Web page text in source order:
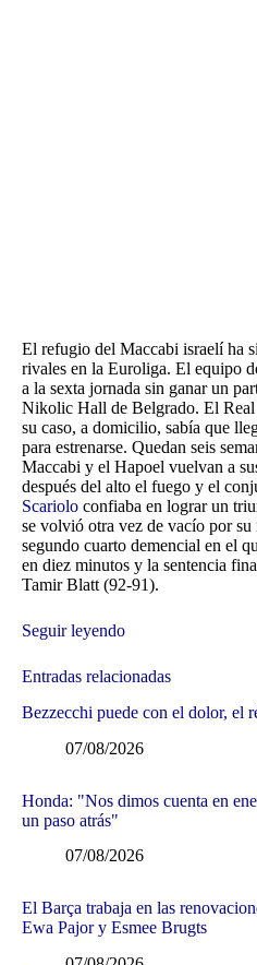
El refugio del Maccabi israelí ha
rivales en la Euroliga. El equipo
a la sexta jornada sin ganar un
Nikolic Hall de Belgrado. El
su caso, a domicilio, sabía que
para estrenarse. Quedan seis
Maccabi y el Hapoel vuelvan a
después del alto el fuego y el
Scariolo confiaba en lograr un
se volvió otra vez de vacío por
segundo cuarto demencial en el
en diez minutos y la sentencia
Tamir Blatt (92-91).
Seguir leyendo
Entradas relacionadas
Bezzecchi puede con el dolor, el
07/08/2026
Honda: "Nos dimos cuenta en
un paso atrás"
07/08/2026
El Barça trabaja en las
Ewa Pajor y Esmee Brugts